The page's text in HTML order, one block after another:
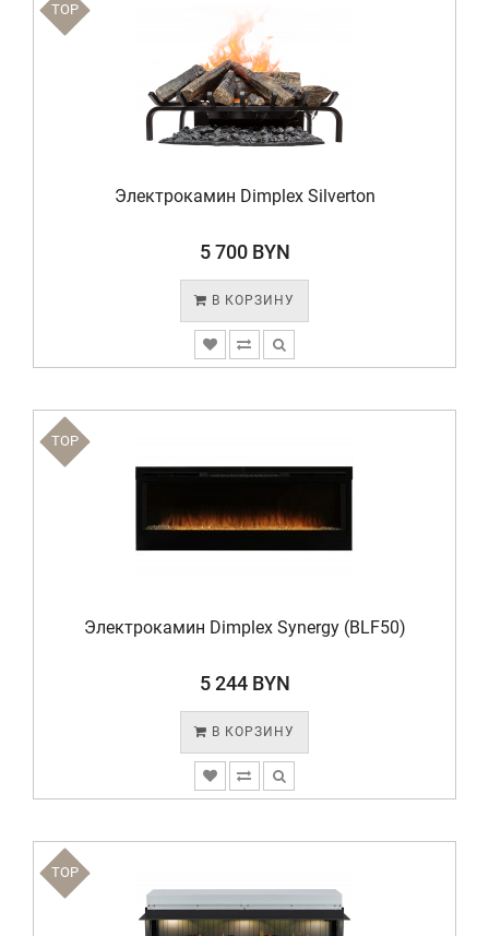
TOP
Электрокамин Dimplex Silverton
5 700 BYN
В КОРЗИНУ
TOP
Электрокамин Dimplex Synergy (BLF50)
5 244 BYN
В КОРЗИНУ
TOP